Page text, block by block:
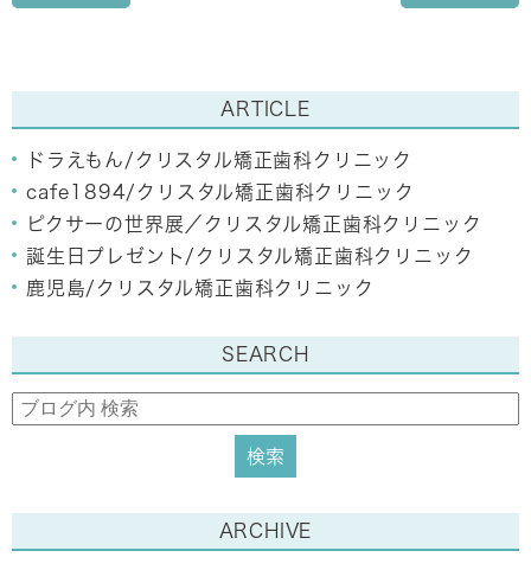
ARTICLE
ドラえもん/クリスタル矯正歯科クリニック
cafe1894/クリスタル矯正歯科クリニック
ピクサーの世界展／クリスタル矯正歯科クリニック
誕生日プレゼント/クリスタル矯正歯科クリニック
鹿児島/クリスタル矯正歯科クリニック
SEARCH
ARCHIVE